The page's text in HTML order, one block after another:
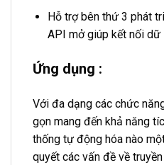
Hỗ trợ bên thứ 3 phát
API mở giúp kết nối dữ
Ứng dụng :
Với đa dạng các chức
gọn mang đến khả năng
thống tự động hóa nào
quyết các vấn đề về